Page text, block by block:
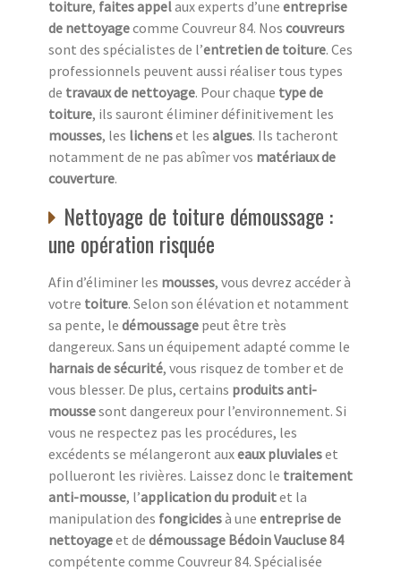
toiture, faites appelaux experts d’une entreprise
de nettoyagecomme Couvreur 84. Nos couvreurs
sont des spécialistes de l’entretien de toiture. Ces
professionnels peuvent aussi réaliser tous types
de travaux de nettoyage. Pour chaque type de
toiture, ils sauront éliminer définitivement les
mousses, les lichenset les algues. Ils tacheront
notamment de ne pas abîmer vos matériaux de
couverture.
Nettoyage de toiture démoussage :
une opération risquée
Afin d’éliminer les mousses, vous devrez accéder à
votre toiture. Selon son élévation et notamment
sa pente, le démoussage peut être très
dangereux. Sans un équipement adapté comme le
harnais de sécurité, vous risquez de tomber et de
vous blesser. De plus, certains produits anti-
moussesont dangereux pour l’environnement. Si
vous ne respectez pas les procédures, les
excédents se mélangeront auxeaux pluvialeset
pollueront les rivières. Laissez donc le traitement
anti-mousse, l’application du produitet la
manipulation des fongicidesà une entreprise de
nettoyageet de démoussage Bédoin Vaucluse 84
compétente comme Couvreur 84. Spécialisée